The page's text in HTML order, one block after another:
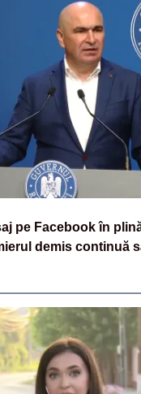
pe Facebook în
demis continuă